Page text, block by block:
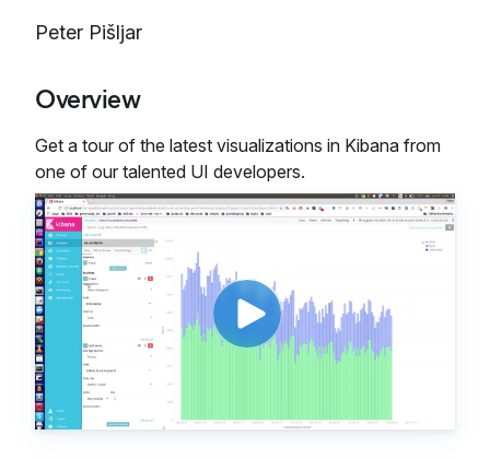
Peter Pišljar
Overview
Get a tour of the latest visualizations in Kibana from
one of our talented UI developers.